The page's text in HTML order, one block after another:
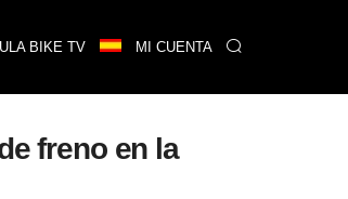
BIKE TV MI CUENTA
freno en la